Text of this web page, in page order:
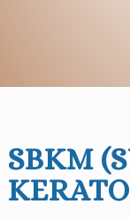
SBKM